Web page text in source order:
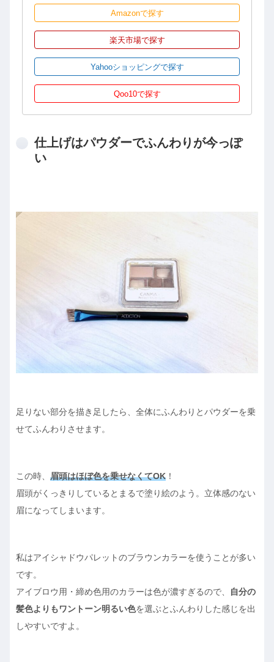
Amazonで探す
楽天市場で探す
Yahooショッピングで探す
Qoo10で探す
仕上げはパウダーでふんわりが今っぽ
い
足りない部分を描き足したら、全体にふんわりとパウダーを乗
せてふんわりさせます。
この時、 眉頭はほぼ色を乗せなくてOK ！
眉頭がくっきりしているとまるで塗り絵のよう。立体感のない
眉になってしまいます。
私はアイシャドウパレットのブラウンカラーを使うことが多い
です。
アイブロウ用・締め色用のカラーは色が濃すぎるので、
自分の
髪色よりもワントーン明るい色を選ぶとふんわりした感じを出
しやすいですよ。